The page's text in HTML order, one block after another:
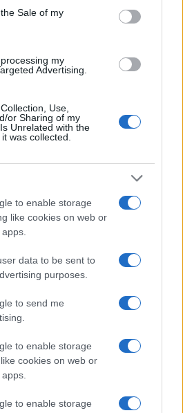
Sale of my
my
Advertising.
Use,
or Sharing of my
Unrelated with the
was collected.
to enable storage
like cookies on web or
data to be sent to
purposes.
to send me
to enable storage
cookies on web or
to enable storage
entender conflictos
a paso
y más vuelos: Binter
por Canarias
islas, sino que…